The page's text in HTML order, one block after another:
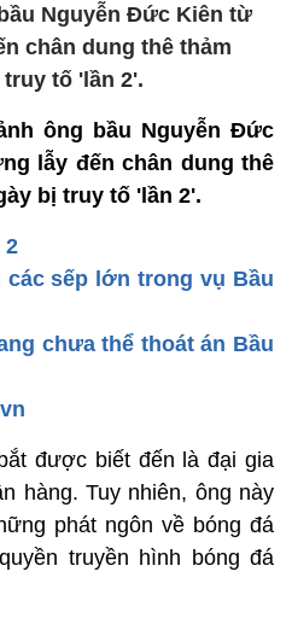
Nguyễn Đức Kiên từ
chân dung thê thảm
tố 'lần 2'.
ông bầu Nguyễn Đức
lẫy đến chân dung thê
bị truy tố 'lần 2'.
2
sếp lớn trong vụ Bầu
chưa thể thoát án Bầu
được biết đến là đại gia
hàng. Tuy nhiên, ông này
phát ngôn về bóng đá
truyền hình bóng đá